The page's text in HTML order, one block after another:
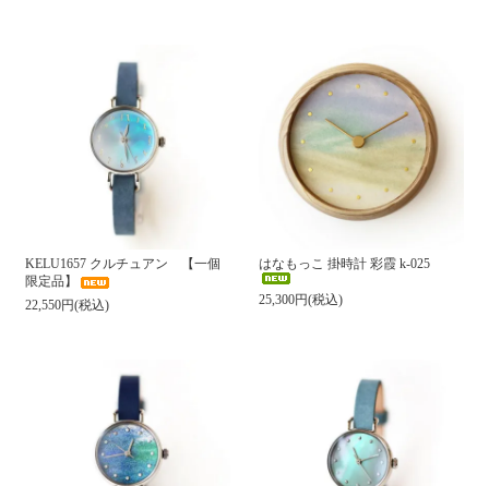
KELU1657 クルチュアン 【一個
限定品】
22,550円(税込)
はなもっこ 掛時計 彩霞 k-025
25,300円(税込)